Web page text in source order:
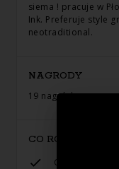
siema ! pracuje w
Ink. Preferuje style
neotraditional.
NAGRODY
19 nagród
CO ROBIĘ I
Cover